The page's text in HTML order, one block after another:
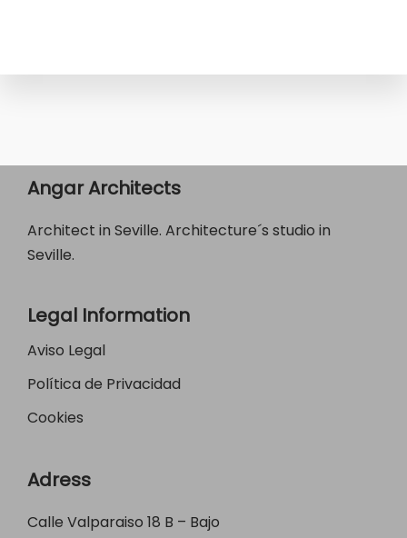
Angar Architects
Architect in Seville. Architecture´s studio in
Seville.
Legal Information
Aviso Legal
Política de Privacidad
Cookies
Adress
Calle Valparaiso 18 B – Bajo